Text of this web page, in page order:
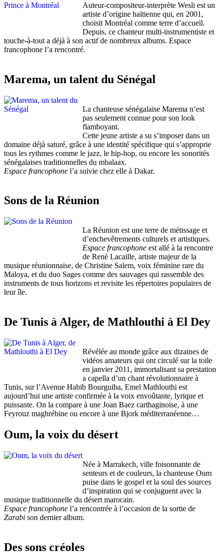
Auteur-compositeur-interprète Wesli est un
artiste d’origine haïtienne qui, en 2001,
choisit Montréal comme terre d’accueil.
Depuis, ce chanteur multi-instrumentiste et
touche-à-tout a déjà à son actif de nombreux albums. Espace
francophone l’a rencontré.
Marema, un talent du Sénégal
La chanteuse sénégalaise Marema n’est
pas seulement connue pour son look
flamboyant.
Cette jeune artiste a su s’imposer dans un
domaine déjà saturé, grâce à une identité spécifique qui s’approprie
tous les rythmes comme le jazz, le hip-hop, ou encore les sonorités
sénégalaises traditionnelles du mbalaax.
Espace francophone l’a suivie chez elle à Dakar.
Sons de la Réunion
La Réunion est une terre de métissage et
d’enchevêtrements culturels et artistiques.
Espace francophone est allé à la rencontre
de René Lacaille, artiste majeur de la
musique réunionnaise, de Christine Salem, voix féminine rare du
Maloya, et du duo Sages comme des sauvages qui rassemble des
instruments de tous horizons et revisite les répertoires populaires de
leur île.
De Tunis à Alger, de Mathlouthi à El Dey
Révélée au monde grâce aux dizaines de
vidéos amateurs qui ont circulé sur la toile
en janvier 2011, immortalisant sa prestation
a capella d’un chant révolutionnaire à
Tunis, sur l’Avenue Habib Bourguiba, Emel Mathlouthi est
aujourd’hui une artiste confirmée à la voix envoûtante, lyrique et
puissante. On la compare à une Joan Baez carthaginoise, à une
Feyrouz maghrébine ou encore à une Bjork méditerranéenne…
Oum, la voix du désert
Née à Marrakech, ville foisonnante de
senteurs et de couleurs, la chanteuse Oum
puise dans le gospel et la soul des sources
d’inspiration qui se conjuguent avec la
musique traditionnelle du désert marocain.
Espace francophone l’a rencontrée à l’occasion de la sortie de
Zarabi son dernier album.
Des sons créoles